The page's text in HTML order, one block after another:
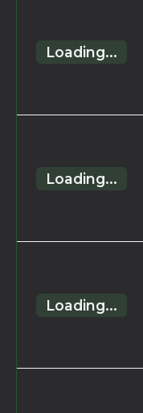
Loading...
Loading...
Loading...